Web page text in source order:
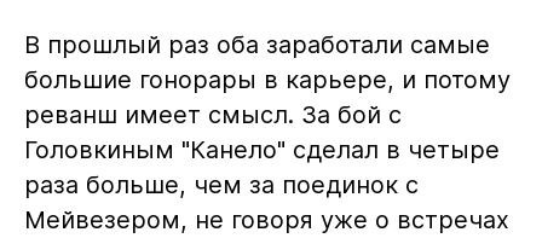
В прошлый раз оба заработали самые
большие гонорары в карьере, и потому
реванш имеет смысл. За бой с
Головкиным "Канело" сделал в четыре
раза больше, чем за поединок с
Мейвезером, не говоря уже о встречах